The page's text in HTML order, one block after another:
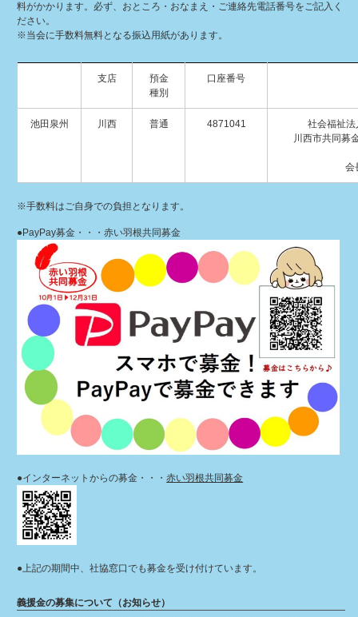
料がかかります。必ず、おところ・おなまえ・ご連絡先電話番号をご記入く
ださい。
※当会に手数料無料となる振込用紙があります。
支店
預金
種別
口座番号
池田泉州 川西 普通 4871041
社会福祉
川西市共同募
会
※手数料はご自身での負担となります。
●PayPay募金・・・赤い羽根共同募金
●インターネットからの募金・・・赤い羽根共同募金
●上記の期間中、社協窓口でも募金を受け付けています。
義援金の募集について（お知らせ）